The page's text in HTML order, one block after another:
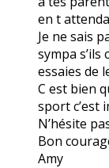
en t
Je ne sais
sympa
essaies de
C est bien
sport c’est
N’hésite
Bon
Amy